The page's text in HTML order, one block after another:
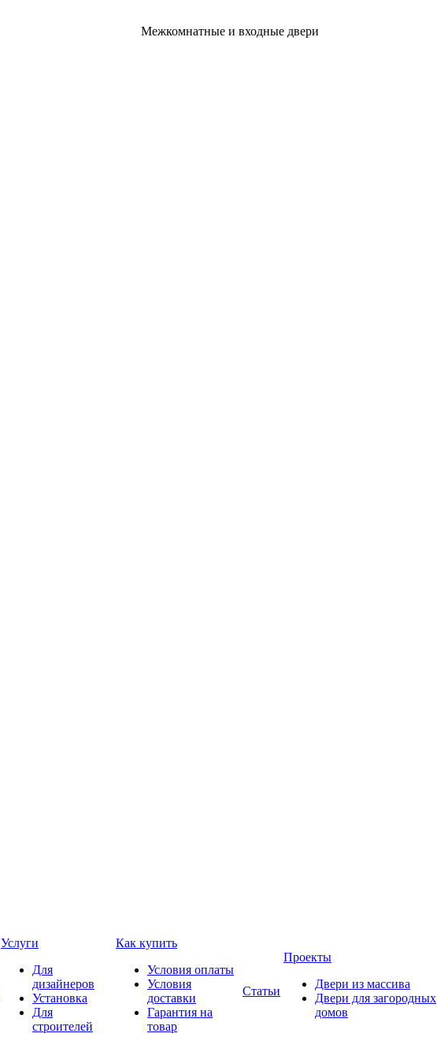
Межкомнатные и входные двери
Услуги
Для
дизайнеров
Установка
Для
строителей
Как купить
Условия оплаты
Условия
доставки
Гарантия на
товар
Статьи
Проекты
Двери из массива
Двери для загородных
домов